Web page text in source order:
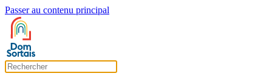
Passer au contenu principal